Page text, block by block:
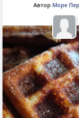
Автор Море